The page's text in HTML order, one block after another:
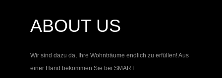
ABOUT US
Wir sind dazu da, Ihre Wohnträume endlich zu erfüllen! Aus
einer Hand bekommen Sie bei SMART